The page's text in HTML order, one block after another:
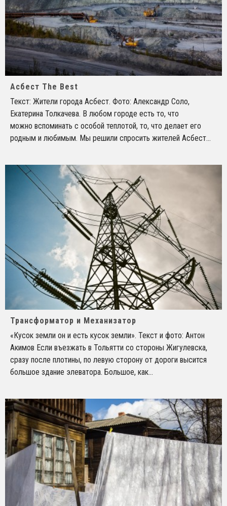
Асбест The Best
Текст: Жители города Асбест. Фото: Александр Соло,
Екатерина Толкачева. В любом городе есть то, что
можно вспоминать с особой теплотой, то, что делает его
родным и любимым. Мы решили спросить жителей Асбест...
Трансформатор и Механизатор
«Кусок земли он и есть кусок земли». Текст и фото: Антон
Акимов Если въезжать в Тольятти со стороны Жигулевска,
сразу после плотины, по левую сторону от дороги высится
большое здание элеватора. Большое, как...